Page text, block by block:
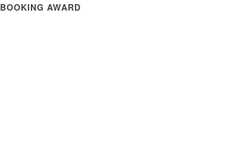
BOOKING AWARD